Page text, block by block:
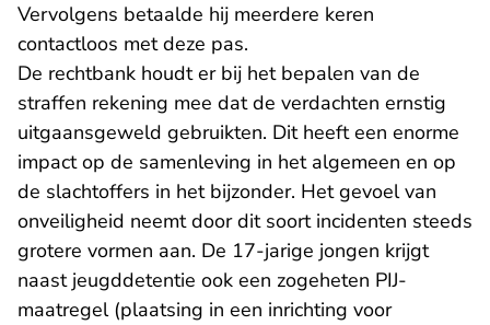
Vervolgens betaalde hij meerdere keren
contactloos met deze pas.
De rechtbank houdt er bij het bepalen van de
straffen rekening mee dat de verdachten ernstig
uitgaansgeweld gebruikten. Dit heeft een enorme
impact op de samenleving in het algemeen en op
de slachtoffers in het bijzonder. Het gevoel van
onveiligheid neemt door dit soort incidenten steeds
grotere vormen aan. De 17-jarige jongen krijgt
naast jeugddetentie ook een zogeheten PIJ-
maatregel (plaatsing in een inrichting voor